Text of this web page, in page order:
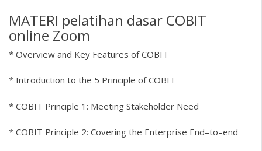
MATERI pelatihan dasar COBIT
online Zoom
* Overview and Key Features of COBIT
* Introduction to the 5 Principle of COBIT
* COBIT Principle 1: Meeting Stakeholder Need
* COBIT Principle 2: Covering the Enterprise End–to–end